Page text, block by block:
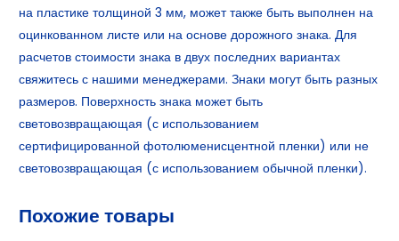
на пластике толщиной 3 мм, может также быть выполнен на
оцинкованном листе или на основе дорожного знака. Для
расчетов стоимости знака в двух последних вариантах
свяжитесь с нашими менеджерами. Знаки могут быть разных
размеров. Поверхность знака может быть
световозвращающая (с использованием
сертифицированной фотолюменисцентной пленки) или не
световозвращающая (с использованием обычной пленки).
Похожие товары